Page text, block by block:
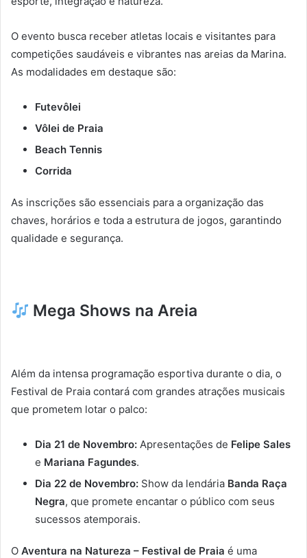
O evento busca receber atletas locais e visitantes para
competições saudáveis e vibrantes nas areias da Marina.
As modalidades em destaque são:
Futevôlei
Vôlei de Praia
Beach Tennis
Corrida
As inscrições são essenciais para a organização das
chaves, horários e toda a estrutura de jogos, garantindo
qualidade e segurança.
Mega Shows na Areia
Além da intensa programação esportiva durante o dia, o
Festival de Praia contará com grandes atrações musicais
que prometem lotar o palco:
Dia 21 de Novembro: Apresentações de Felipe Sales
e Mariana Fagundes.
Dia 22 de Novembro: Show da lendária Banda Raça
Negra, que promete encantar o público com seus
sucessos atemporais.
O Aventura na Natureza – Festival de Praia é uma